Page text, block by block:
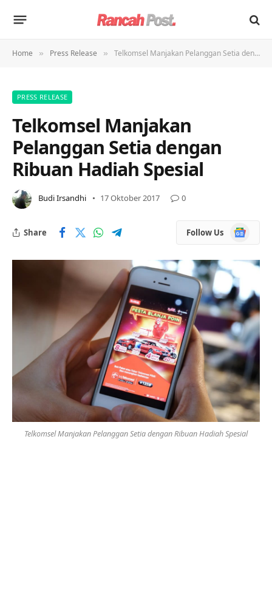
Home » Press Release » Telkomsel Manjakan Pelanggan Setia dengan Ribuan Hadiah Spesial
PRESS RELEASE
Telkomsel Manjakan
Pelanggan Setia dengan
Ribuan Hadiah Spesial
Budi Irsandhi 17 Oktober 2017 0
Share Follow Us
Google
News
Telkomsel Manjakan Pelanggan Setia dengan Ribuan Hadiah Spesial